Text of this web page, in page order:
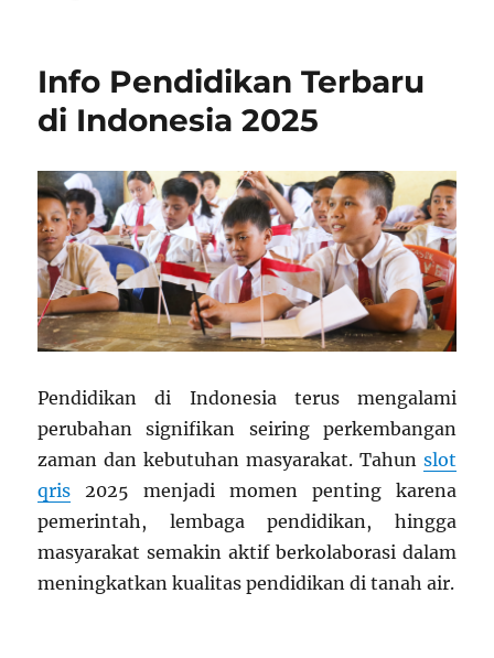
Info Pendidikan Terbaru
di Indonesia 2025
Pendidikan di Indonesia terus mengalami
perubahan signifikan seiring perkembangan
zaman dan kebutuhan masyarakat. Tahun slot
qris 2025 menjadi momen penting karena
pemerintah, lembaga pendidikan, hingga
masyarakat semakin aktif berkolaborasi dalam
meningkatkan kualitas pendidikan di tanah air.